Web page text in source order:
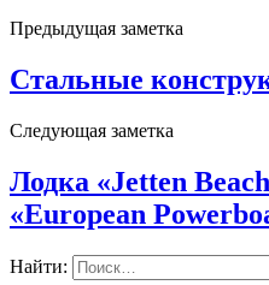
Предыдущая заметка
Стальные
Следующая заметка
Лодка «Jetten
«European
Найти: